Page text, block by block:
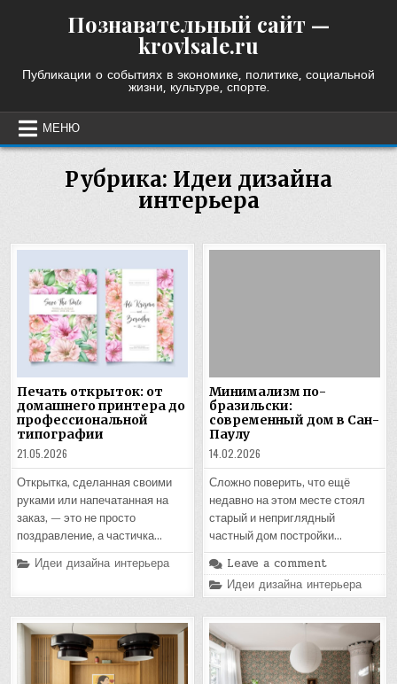
Познавательный сайт —
krovlsale.ru
Публикации о событиях в экономике, политике, социальной
жизни, культуре, спорте.
МЕНЮ
Рубрика: Идеи дизайна
интерьера
Печать открыток: от
домашнего принтера до
профессиональной
типографии
21.05.2026
Открытка, сделанная своими
руками или напечатанная на
заказ, — это не просто
поздравление, а частичка…
Posted
in
Идеи дизайна интерьера
Минимализм по-
бразильски:
современный дом в Сан-
Паулу
14.02.2026
Сложно поверить, что ещё
недавно на этом месте стоял
старый и неприглядный
частный дом постройки…
Leave a comment
Posted
in
Идеи дизайна интерьера